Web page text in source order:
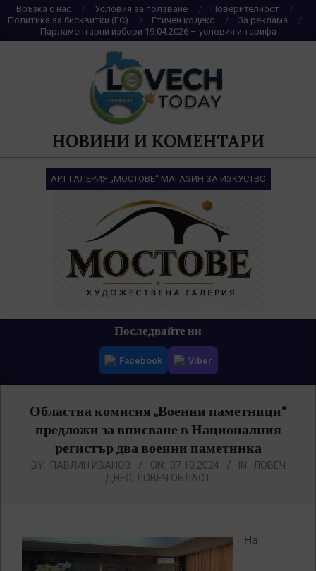
Skip
to
content
Връзка с нас Условия за ползване
Поверителност
Политика за бисквитки (ЕС)
Етичен кодекс
За реклама
Парламентарни избори 19.04.2026 – условия и тарифа
НОВИНИ И КОМЕНТАРИ
АРТ ГАЛЕРИЯ „МОСТОВЕ“ МАГАЗИН ЗА ИЗКУСТВО
Последвайте ни
Facebook Viber
Областна комисия „Военни паметници“
предложи за вписване в Националния
регистър два военни паметника
BY: ПАВЛИН ИВАНОВ ON: 07.10.2024 IN: ЛОВЕЧ
ДНЕС, ЛОВЕЧ ОБЛАСТ
На